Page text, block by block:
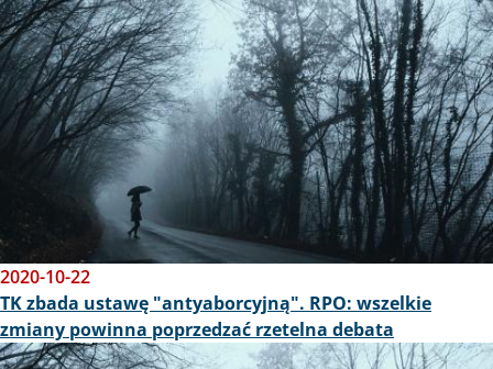
2020-10-22
TK zbada ustawę "antyaborcyjną". RPO: wszelkie
zmiany powinna poprzedzać rzetelna debata
Obraz